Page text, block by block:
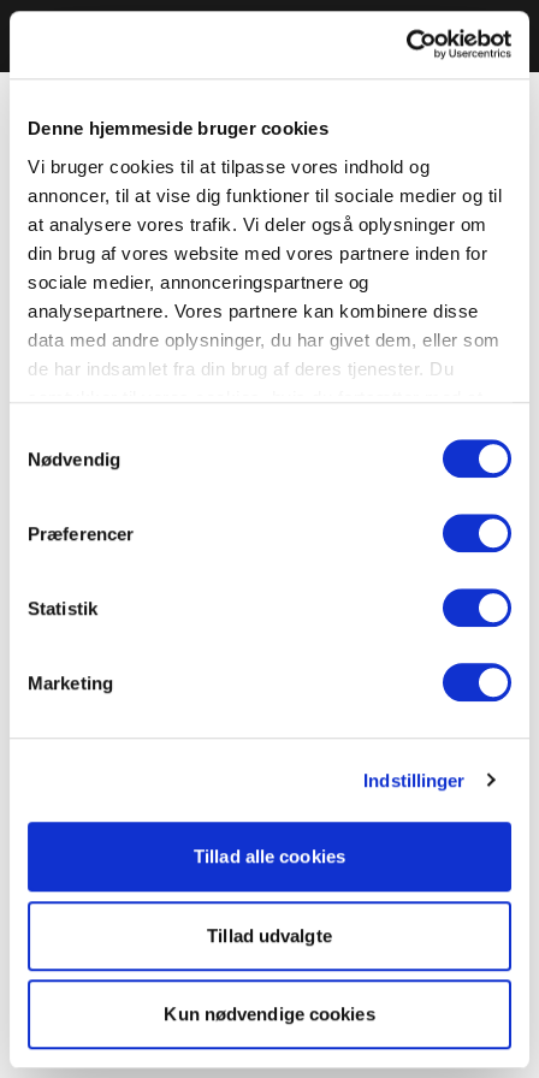
Denne hjemmeside bruger cookies
Vi bruger cookies til at tilpasse vores indhold og
annoncer, til at vise dig funktioner til sociale medier og til
at analysere vores trafik. Vi deler også oplysninger om
din brug af vores website med vores partnere inden for
sociale medier, annonceringspartnere og
analysepartnere. Vores partnere kan kombinere disse
data med andre oplysninger, du har givet dem, eller som
de har indsamlet fra din brug af deres tjenester. Du
Nødvendig
Præferencer
Statistik
Marketing
Indstillinger
Tillad alle cookies
Tillad udvalgte
Kun nødvendige cookies